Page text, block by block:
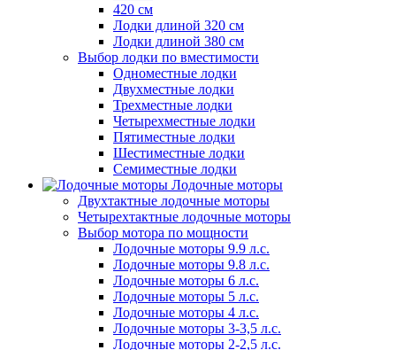
420 см
Лодки длиной 320 см
Лодки длиной 380 см
Выбор лодки по вместимости
Одноместные лодки
Двухместные лодки
Трехместные лодки
Четырехместные лодки
Пятиместные лодки
Шестиместные лодки
Семиместные лодки
Лодочные моторы
Двухтактные лодочные моторы
Четырехтактные лодочные моторы
Выбор мотора по мощности
Лодочные моторы 9.9 л.с.
Лодочные моторы 9.8 л.с.
Лодочные моторы 6 л.с.
Лодочные моторы 5 л.с.
Лодочные моторы 4 л.с.
Лодочные моторы 3-3,5 л.с.
Лодочные моторы 2-2,5 л.с.